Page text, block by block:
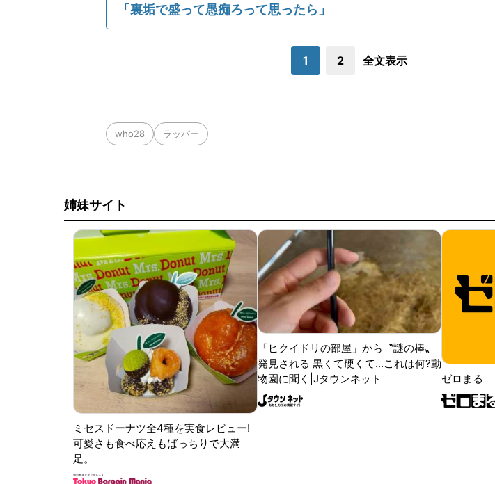
「裏垢で盛って愚痴ろって思ったら」
1 2 全文表示
who28 ラッパー
姉妹サイト
ミセスドーナツ全4種を実食レビュー!
可愛さも食べ応えもばっちりで大満
足。
「ヒクイドリの部屋」から〝謎の棒〟
発見される 黒くて硬くて...これは何?動
物園に聞く|Jタウンネット
ゼロまる